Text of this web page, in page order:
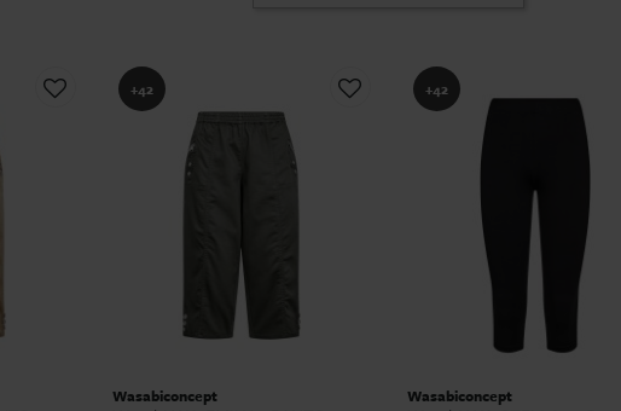
+42
Wasabiconcept
+42
Wasabiconcept